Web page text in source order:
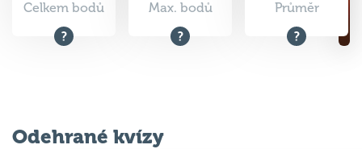
Celkem bodů Max. bodů Průměr
Odehrané kvízy